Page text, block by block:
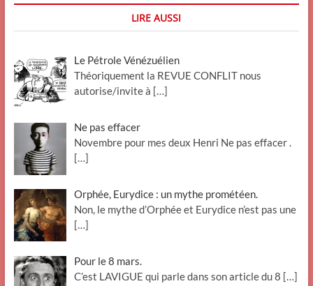
LIRE AUSSI
Le Pétrole Vénézuélien
Théoriquement la REVUE CONFLIT nous
autorise/invite à […]
Ne pas effacer
Novembre pour mes deux Henri Ne pas effacer .
[…]
Orphée, Eurydice : un mythe prométéen.
Non, le mythe d’Orphée et Eurydice n’est pas une
[…]
Pour le 8 mars.
C’est LAVIGUE qui parle dans son article du 8 […]